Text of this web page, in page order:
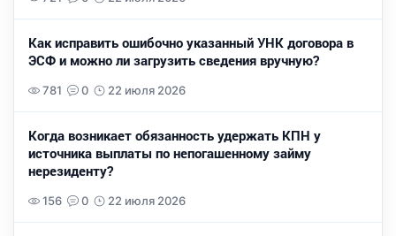
Как исправить ошибочно указанный УНК договора в
ЭСФ и можно ли загрузить сведения вручную?
781 0 22 июля 2026
Когда возникает обязанность удержать КПН у
источника выплаты по непогашенному займу
нерезиденту?
156 0 22 июля 2026